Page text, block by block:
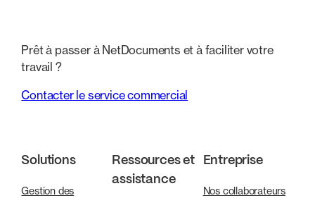
Prêt à passer à NetDocuments et à faciliter votre
travail ?
Contacter le service commercial
Solutions
Gestion des
Ressources et
assistance
Entreprise
Nos collaborateurs